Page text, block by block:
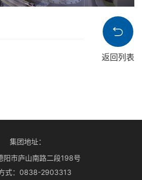
返回列表
集团地址：
阳市庐山南路二段198号
式： 0838-2903313